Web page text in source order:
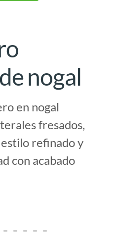
nogal
en nogal
fresados,
refinado y
con acabado